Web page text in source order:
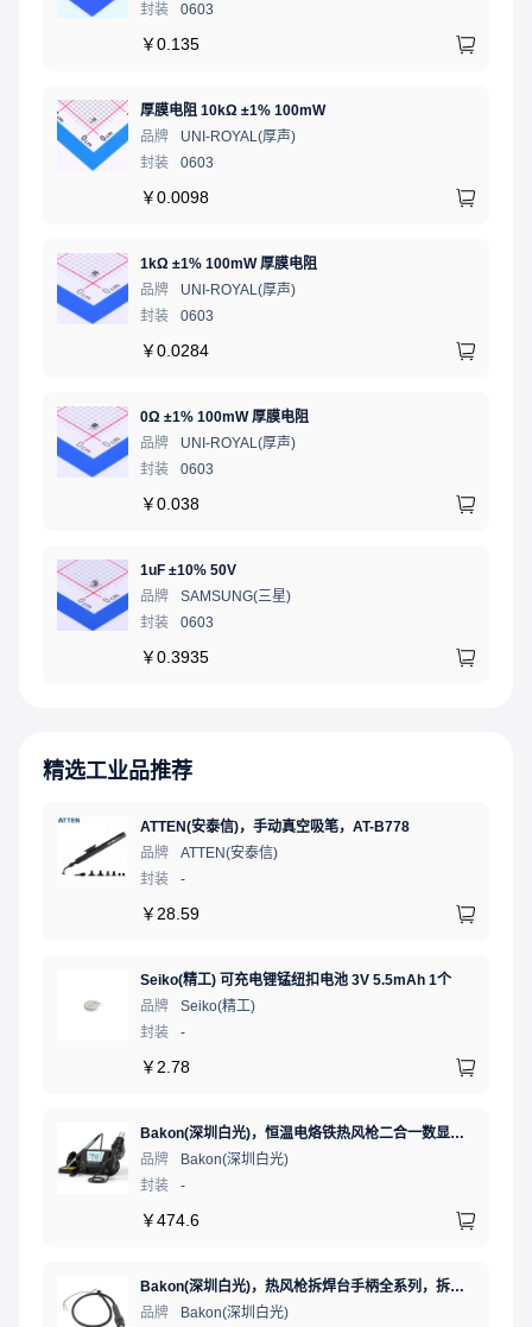
封装
0603
￥0.135
厚膜电阻 10kΩ ±1% 100mW
品牌
UNI-ROYAL(厚声)
封装
0603
￥0.0098
1kΩ ±1% 100mW 厚膜电阻
品牌
UNI-ROYAL(厚声)
封装
0603
￥0.0284
0Ω ±1% 100mW 厚膜电阻
品牌
UNI-ROYAL(厚声)
封装
0603
￥0.038
1uF ±10% 50V
品牌
SAMSUNG(三星)
封装
0603
￥0.3935
精选工业品推荐
ATTEN(安泰信)，手动真空吸笔，AT-B778
品牌
ATTEN(安泰信)
封装
-
￥ 28.59
Seiko(精工) 可充电锂锰纽扣电池 3V 5.5mAh 1个
品牌
Seiko(精工)
封装
-
￥ 2.78
Bakon(深圳白光)，恒温电烙铁热风枪二合一数显可调温大功率无铅拆焊台，BK881（新老款交替发货）
品牌
Bakon(深圳白光)
封装
-
￥474.6
Bakon(深圳白光)，热风枪拆焊台手柄全系列，拆焊台手柄(联合蓝)，HF850D-853B
品牌
Bakon(深圳白光)